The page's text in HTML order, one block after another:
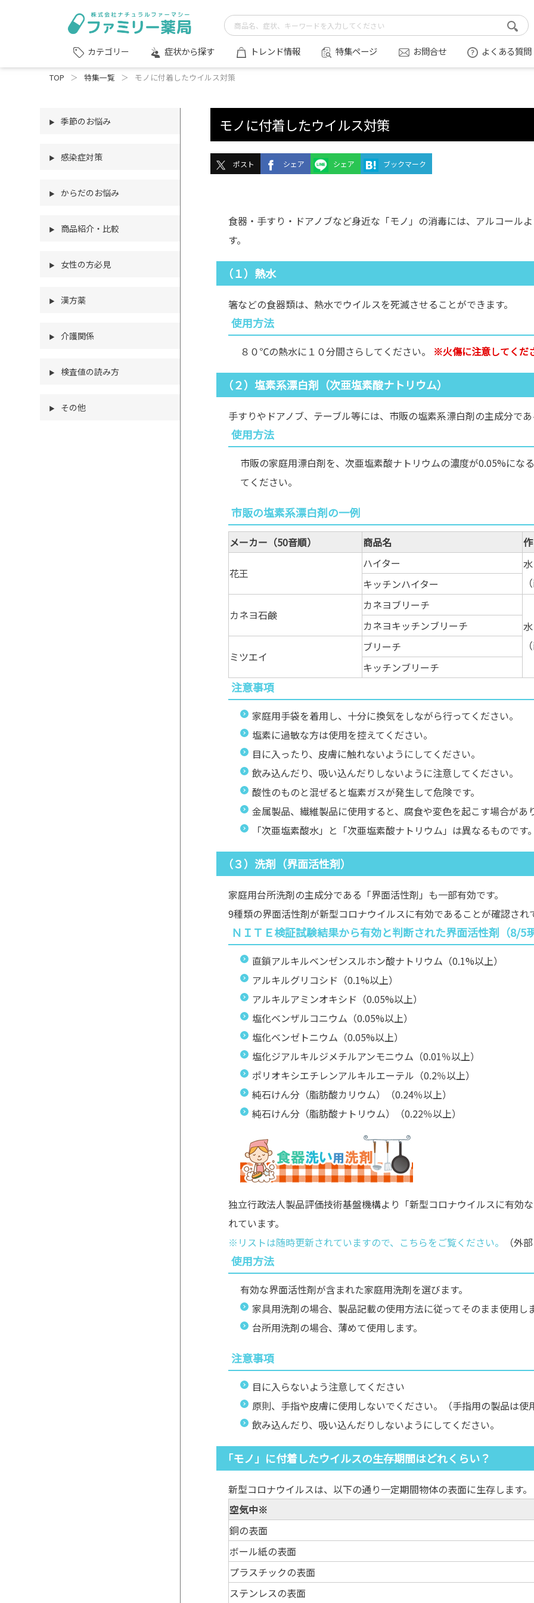
カテゴリー 症状から探す トレンド情報 特集ページ お問合せ よくある質問
TOP ＞ 特集一覧 ＞ モノに付着したウイルス対策
▶ 季節のお悩み
▶ 感染症対策
▶ からだのお悩み
▶ 商品紹介・比較
▶ 女性の方必見
▶ 漢方薬
▶ 介護関係
▶ 検査値の読み方
▶ その他
モノに付着したウイルス対策
ポスト シェア シェア ブックマーク
食器・手すり・ドアノブなど身近な「モノ」の消毒には、アルコール
す。
（１）熱水
箸などの食器類は、熱水でウイルスを死滅させることができます。
使用方法
８０℃の熱水に１０分間さらしてください。 ※火傷に注意してくだ
（２）塩素系漂白剤（次亜塩素酸ナトリウム）
手すりやドアノブ、テーブル等には、市販の塩素系漂白剤の主成分で
使用方法
市販の家庭用漂白剤を、次亜塩素酸ナトリウムの濃度が0.05%にな
てください。
市販の塩素系漂白剤の一例
メーカー（50音順） 商品名
花王
ハイター
キッチンハイター
カネヨ石鹸
カネヨブリーチ
カネヨキッチンブリーチ
ミツエイ
ブリーチ
キッチンブリーチ
注意事項
家庭用手袋を着用し、十分に換気をしながら行ってください。
塩素に過敏な方は使用を控えてください。
目に入ったり、皮膚に触れないようにしてください。
飲み込んだり、吸い込んだりしないように注意してください。
酸性のものと混ぜると塩素ガスが発生して危険です。
金属製品、繊維製品に使用すると、腐食や変色を起こす場合があ
「次亜塩素酸水」と「次亜塩素酸ナトリウム」は異なるものです。
（３）洗剤（界面活性剤）
家庭用台所洗剤の主成分である「界面活性剤」も一部有効です。
9種類の界面活性剤が新型コロナウイルスに有効であることが確認され
ＮＩＴＥ検証試験結果から有効と判断された界面活性剤（8/5現
直鎖アルキルベンゼンスルホン酸ナトリウム（0.1%以上）
アルキルグリコシド（0.1%以上）
アルキルアミンオキシド（0.05%以上）
塩化ベンザルコニウム（0.05%以上）
塩化ベンゼトニウム（0.05%以上）
塩化ジアルキルジメチルアンモニウム（0.01％以上）
ポリオキシエチレンアルキルエーテル（0.2％以上）
純石けん分（脂肪酸カリウム）（0.24％以上）
純石けん分（脂肪酸ナトリウム）（0.22％以上）
独立行政法人製品評価技術基盤機構より「新型コロナウイルスに有効
れています。
※リストは随時更新されていますので、こちらをご覧ください。
（外
使用方法
有効な界面活性剤が含まれた家庭用洗剤を選びます。
家具用洗剤の場合、製品記載の使用方法に従ってそのまま使用しま
台所用洗剤の場合、薄めて使用します。
注意事項
目に入らないよう注意してください
原則、手指や皮膚に使用しないでください。（手指用の製品は使
飲み込んだり、吸い込んだりしないようにしてください。
「モノ」に付着したウイルスの生存期間はどれくらい？
新型コロナウイルスは、以下の通り一定期間物体の表面に生存します。
空気中※
銅の表面
ボール紙の表面
プラスチックの表面
ステンレスの表面